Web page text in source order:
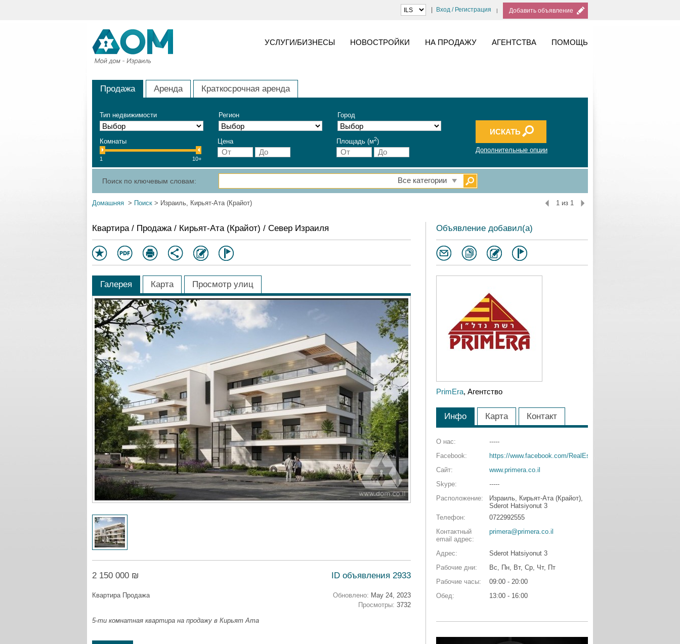
Вход / Регистрация Добавить объявление
УСЛУГИ/БИЗНЕСЫ НОВОСТРОЙКИ НА ПРОДАЖУ АГЕНТСТВА ПОМОЩЬ
Продажа Аренда Краткосрочная аренда
Дополнительные опции
Тип недвижимости Регион Город
Комнаты
1 10+
Цена Площадь (м2)
Все категории
Поиск по ключевым словам:
Домашняя > Поиск > Израиль, Кирьят-Ата (Крайот) 1 из 1
Квартира / Продажа / Кирьят-Ата (Крайот) / Север Израиля
Галерея Карта Просмотр улиц
2 150 000 ₪
Квартира Продажа
ID объявления 2933
Обновлено: May 24, 2023
Просмотры: 3732
5-ти комнатная квартира на продажу в Кирьят Ата
Объявление добавил(а)
PrimEra, Агентство
Инфо Карта Контакт
О нас:
-----
Facebook:
https://www.facebook.com/RealEstatePrimera
Сайт:
www.primera.co.il
Skype:
-----
Расположение:
Израиль, Кирьят-Ата (Крайот),
Sderot Hatsiyonut 3
Телефон:
0722992555
Контактный
email адрес:
primera@primera.co.il
Адрес:
Sderot Hatsiyonut 3
Рабочие дни:
Вс, Пн, Вт, Ср, Чт, Пт
Рабочие часы:
09:00 - 20:00
Обед:
13:00 - 16:00